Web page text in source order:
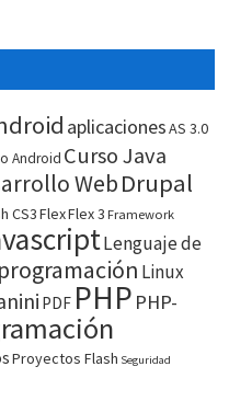
aplicacionesAS 3.0
Android Curso Java
WebDrupal
CS3FlexFlex 3 Framework
Lenguaje de
Linux
PDF PHP PHP-
Proyectos Flash Seguridad